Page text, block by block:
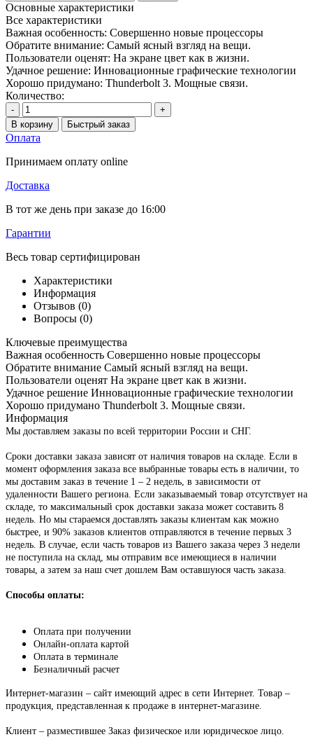
Основные характеристики
Все характеристики
Важная особенность: Совершенно новые процессоры
Обратите внимание: Самый ясный взгляд на вещи.
Пользователи оценят: На экране цвет как в жизни.
Удачное решение: Инновационные графические технологии
Хорошо придумано: Thunderbolt 3. Мощные связи.
Количество:
-
+
В корзину
Быстрый заказ
Оплата
Принимаем оплату online
Доставка
В тот же день при заказе до 16:00
Гарантии
Весь товар сертифицирован
Характеристики
Информация
Отзывов (0)
Вопросы (0)
Ключевые преимущества
Важная особенность Совершенно новые процессоры
Обратите внимание Самый ясный взгляд на вещи.
Пользователи оценят На экране цвет как в жизни.
Удачное решение Инновационные графические технологии
Хорошо придумано Thunderbolt 3. Мощные связи.
Информация
Мы доставляем заказы по всей территории России и СНГ.
Сроки доставки заказа зависят от наличия товаров на складе. Если в
момент оформления заказа все выбранные товары есть в наличии, то
мы доставим заказ в течение 1 – 2 недель, в зависимости от
удаленности Вашего региона. Если заказываемый товар отсутствует на
складе, то максимальный срок доставки заказа может составить 8
недель. Но мы стараемся доставлять заказы клиентам как можно
быстрее, и 90% заказов клиентов отправляются в течение первых 3
недель. В случае, если часть товаров из Вашего заказа через 3 недели
не поступила на склад, мы отправим все имеющиеся в наличии
товары, а затем за наш счет дошлем Вам оставшуюся часть заказа.
Способы оплаты:
Оплата при получении
Онлайн-оплата картой
Оплата в терминале
Безналичный расчет
Интернет-магазин – сайт имеющий адрес в сети Интернет. Товар –
продукция, представленная к продаже в интернет-магазине.
Клиент – разместившее Заказ физическое или юридическое лицо.